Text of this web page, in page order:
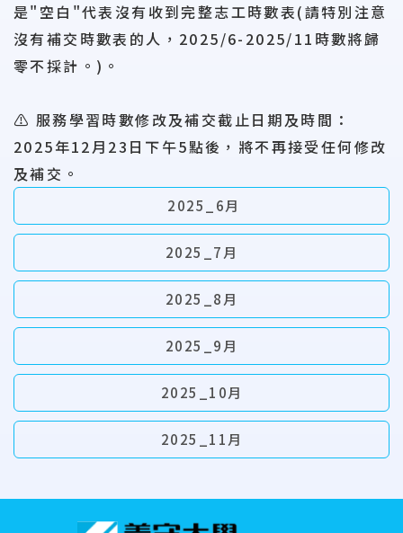
是"空白"代表沒有收到完整志工時數表(請特別注意
沒有補交時數表的人，2025/6-2025/11時數將歸
零不採計。)。
⚠️ 服務學習時數修改及補交截止日期及時間：
2025年12月23日下午5點後，將不再接受任何修改
及補交。
2025_6月
2025_7月
2025_8月
2025_9月
2025_10月
2025_11月